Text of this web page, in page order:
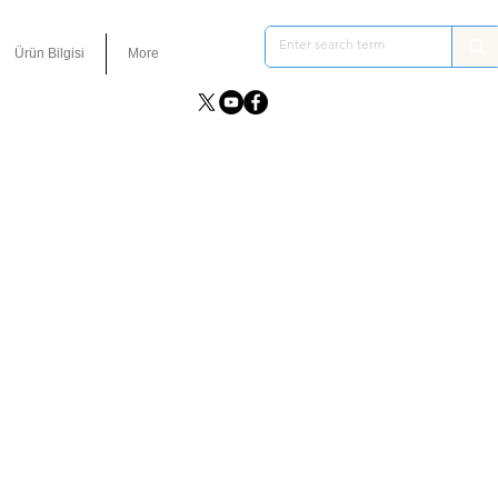
Ürün Bilgisi More